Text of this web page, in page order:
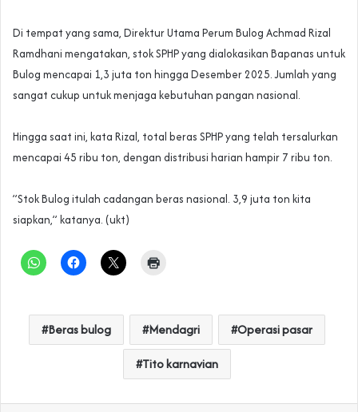
‎Di tempat yang sama, Direktur Utama Perum Bulog Achmad Rizal
Ramdhani mengatakan, stok SPHP yang dialokasikan Bapanas untuk
Bulog mencapai 1,3 juta ton hingga Desember 2025. Jumlah yang
sangat cukup untuk menjaga kebutuhan pangan nasional.
‎Hingga saat ini, kata Rizal, total beras SPHP yang telah tersalurkan
mencapai 45 ribu ton, dengan distribusi harian hampir 7 ribu ton.
‎”Stok Bulog itulah cadangan beras nasional. 3,9 juta ton kita
siapkan,” katanya. (ukt)
Beras bulog Mendagri Operasi pasar
Tito karnavian